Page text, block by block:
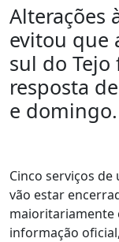
Alterações
evitou que
sul do
resposta
e domingo.
Cinco serviços
vão estar
maioritariamente
informação